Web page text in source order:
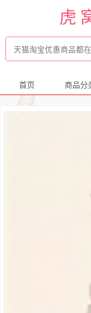
虎
首页 商品分